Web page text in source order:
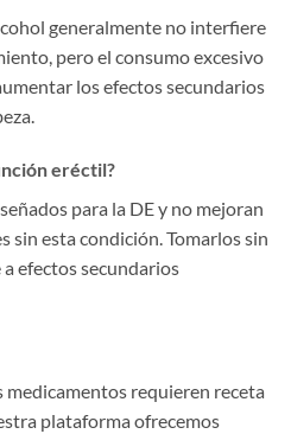
generalmente no interfiere
pero el consumo excesivo
los efectos secundarios
eréctil?
para la DE y no mejoran
sin esta condición. Tomarlos sin
efectos secundarios
medicamentos requieren receta
plataforma ofrecemos